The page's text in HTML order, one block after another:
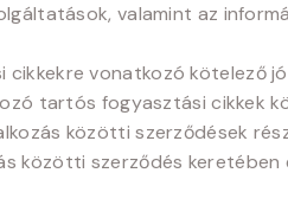
valamint az
cikkekre vonatkozó kötelező
tartós fogyasztási cikkek
közötti szerződések
közötti szerződés